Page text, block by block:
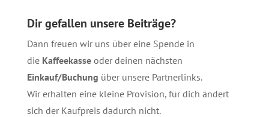
Dir gefallen unsere Beiträge?
Dann freuen wir uns über eine Spende in
die Kaffeekasseoder deinen nächsten
Einkauf/Buchung über unsere Partnerlinks.
Wir erhalten eine kleine Provision, für dich ändert
sich der Kaufpreis dadurch nicht.